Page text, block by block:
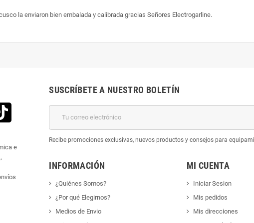
la enviaron bien embalada y calibrada gracias Señores Electrogarline.
e
SUSCRÍBETE A NUESTRO BOLETÍN
Recibe promociones exclusivas, nuevos productos y consejos para
INFORMACIÓN
¿Quiénes Somos?
¿Por qué Elegirnos?
Medios de Envio
MI CUENTA
Iniciar Sesion
Mis pedidos
Mis direcciones